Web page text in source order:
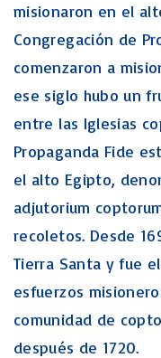
misionaron en el
Congregación de
comenzaron a
ese siglo hubo un
entre las Iglesias
Propaganda Fide
el alto Egipto,
adjutorium
recoletos. Desde
Tierra Santa y fue
esfuerzos
comunidad de
después de 1720.